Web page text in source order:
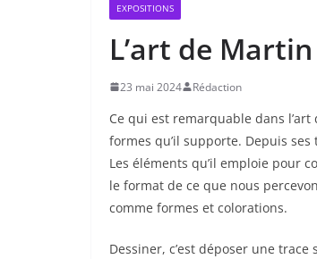
EXPOSITIONS
L’art de
23 mai 2024 Rédaction
Ce qui est remarquable dans
formes qu’il supporte. Depuis
Les éléments qu’il emploie pour
le format de ce que nous
comme formes et colorations.
Dessiner, c’est déposer une